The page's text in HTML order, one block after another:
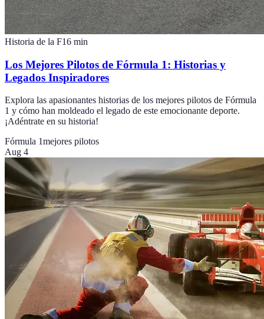
Historia de la F16 min
Los Mejores Pilotos de Fórmula 1: Historias y
Legados Inspiradores
Explora las apasionantes historias de los mejores pilotos de Fórmula
1 y cómo han moldeado el legado de este emocionante deporte.
¡Adéntrate en su historia!
Fórmula 1mejores pilotos
Aug 4